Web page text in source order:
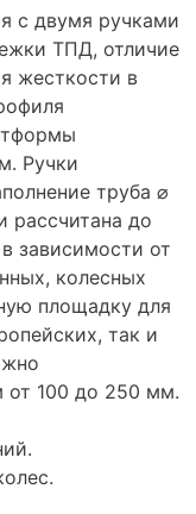
с двумя ручками
ТПД, отличие
жесткости в
Ручки
труба ⌀
рассчитана до
зависимости от
колесных
площадку для
так и
от 100 до 250 мм.